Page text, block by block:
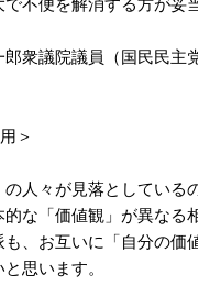
不便を解消する方が妥
衆議院議員（国民民主
＞
人々が見落としている
な「価値観」が異なる
、お互いに「自分の価
思います。